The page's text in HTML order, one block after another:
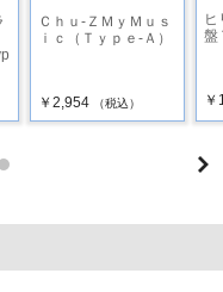
Ｃｈｕ-ＺＭｙＭｕｓ
ｉｃ（Ｔｙｐｅ-Ａ）
￥2,954 （税込）
ヒ
盤